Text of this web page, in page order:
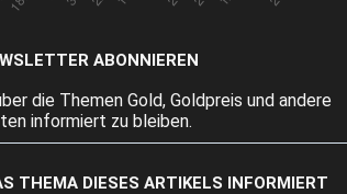
ABONNIEREN
die Themen Gold, Goldpreis und andere
informiert zu bleiben.
THEMA DIESES ARTIKELS INFORMIERT